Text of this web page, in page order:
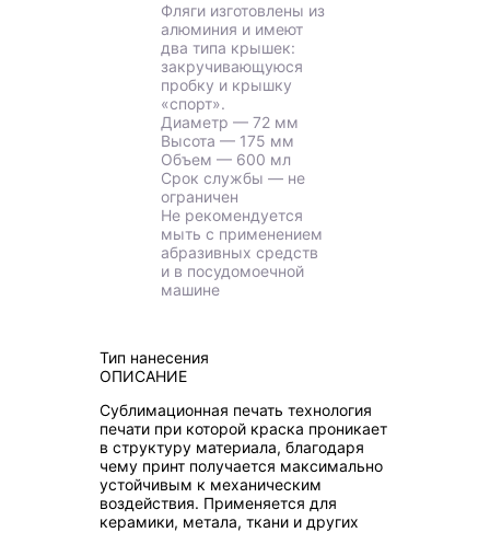
Фляги изготовлены из
алюминия и имеют
два типа крышек:
закручивающуюся
пробку и крышку
«спорт».
Диаметр — 72 мм
Высота — 175 мм
Объем — 600 мл
Срок службы — не
ограничен
Не рекомендуется
мыть с применением
абразивных средств
и в посудомоечной
машине
Тип нанесения
ОПИСАНИЕ
Сублимационная печать технология
печати при которой краска проникает
в структуру материала, благодаря
чему принт получается максимально
устойчивым к механическим
воздействия. Применяется для
керамики, метала, ткани и других